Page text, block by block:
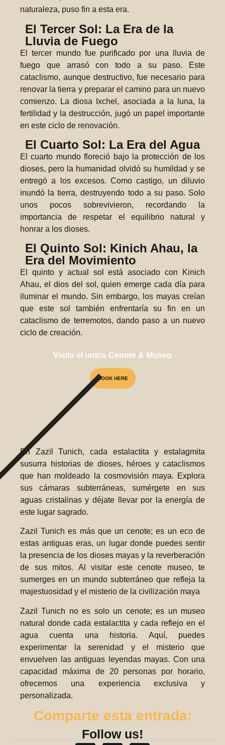
naturaleza, puso fin a esta era.
El Tercer Sol: La Era de la
Lluvia de Fuego
El tercer mundo fue purificado por una lluvia de
fuego que arrasó con todo a su paso. Este
cataclismo, aunque destructivo, fue necesario para
renovar la tierra y preparar el camino para un nuevo
comienzo. La diosa Ixchel, asociada a la luna, la
fertilidad y la destrucción, jugó un papel importante
en este ciclo de renovación.
El Cuarto Sol: La Era del Agua
El cuarto mundo floreció bajo la protección de los
dioses, pero la humanidad olvidó su humildad y se
entregó a los excesos. Como castigo, un diluvio
inundó la tierra, destruyendo todo a su paso. Solo
unos pocos sobrevivieron, recordando la
importancia de respetar el equilibrio natural y
honrar a los dioses.
El Quinto Sol: Kinich Ahau, la
Era del Movimiento
El quinto y actual sol está asociado con Kinich
Ahau, el dios del sol, quien emerge cada día para
iluminar el mundo. Sin embargo, los mayas creían
que este sol también enfrentaría su fin en un
cataclismo de terremotos, dando paso a un nuevo
ciclo de creación.
Visita el unico Cenote & Museo
BOOK HERE
En Zazil Tunich, cada estalactita y estalagmita
susurra historias de dioses, héroes y cataclismos
que han moldeado la cosmovisión maya. Explora
sus cámaras subterráneas, sumérgete en sus
aguas cristalinas y déjate llevar por la energía de
este lugar sagrado.
Zazil Tunich es más que un cenote; es un eco de
estas antiguas eras, un lugar donde puedes sentir
la presencia de los dioses mayas y la reverberación
de sus mitos. Al visitar este cenote museo, te
sumerges en un mundo subterráneo que refleja la
majestuosidad y el misterio de la civilización maya
Zazil Tunich no es solo un cenote; es un museo
natural donde cada estalactita y cada reflejo en el
agua cuenta una historia. Aquí, puedes
experimentar la serenidad y el misterio que
envuelven las antiguas leyendas mayas. Con una
capacidad máxima de 20 personas por horario,
ofrecemos una experiencia exclusiva y
personalizada.
Comparte esta entrada:
Follow us!